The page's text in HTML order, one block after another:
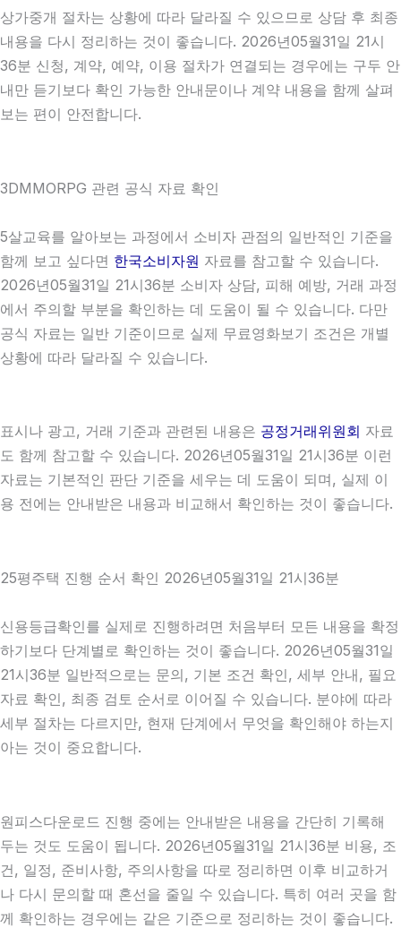
상가중개 절차는 상황에 따라 달라질 수 있으므로 상담 후 최종
내용을 다시 정리하는 것이 좋습니다. 2026년05월31일 21시
36분 신청, 계약, 예약, 이용 절차가 연결되는 경우에는 구두 안
내만 듣기보다 확인 가능한 안내문이나 계약 내용을 함께 살펴
보는 편이 안전합니다.
3DMMORPG 관련 공식 자료 확인
5살교육를 알아보는 과정에서 소비자 관점의 일반적인 기준을
함께 보고 싶다면 한국소비자원 자료를 참고할 수 있습니다.
2026년05월31일 21시36분 소비자 상담, 피해 예방, 거래 과정
에서 주의할 부분을 확인하는 데 도움이 될 수 있습니다. 다만
공식 자료는 일반 기준이므로 실제 무료영화보기 조건은 개별
상황에 따라 달라질 수 있습니다.
표시나 광고, 거래 기준과 관련된 내용은 공정거래위원회 자료
도 함께 참고할 수 있습니다. 2026년05월31일 21시36분 이런
자료는 기본적인 판단 기준을 세우는 데 도움이 되며, 실제 이
용 전에는 안내받은 내용과 비교해서 확인하는 것이 좋습니다.
25평주택 진행 순서 확인 2026년05월31일 21시36분
신용등급확인를 실제로 진행하려면 처음부터 모든 내용을 확정
하기보다 단계별로 확인하는 것이 좋습니다. 2026년05월31일
21시36분 일반적으로는 문의, 기본 조건 확인, 세부 안내, 필요
자료 확인, 최종 검토 순서로 이어질 수 있습니다. 분야에 따라
세부 절차는 다르지만, 현재 단계에서 무엇을 확인해야 하는지
아는 것이 중요합니다.
원피스다운로드 진행 중에는 안내받은 내용을 간단히 기록해
두는 것도 도움이 됩니다. 2026년05월31일 21시36분 비용, 조
건, 일정, 준비사항, 주의사항을 따로 정리하면 이후 비교하거
나 다시 문의할 때 혼선을 줄일 수 있습니다. 특히 여러 곳을 함
께 확인하는 경우에는 같은 기준으로 정리하는 것이 좋습니다.